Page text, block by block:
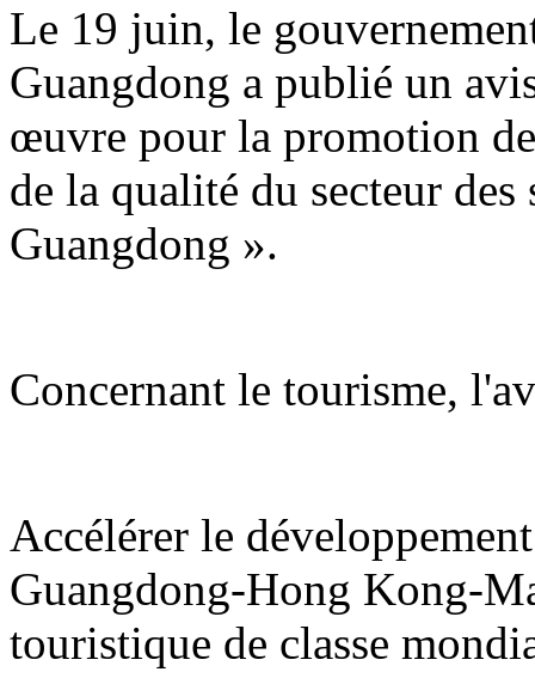
Le 19 juin, le
Guangdong a publié un
œuvre pour la promotion
de la qualité du secteur
Guangdong ».
Concernant le tourisme,
Accélérer le
Guangdong-Hong Kong-
touristique de classe